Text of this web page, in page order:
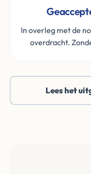
In overleg met de
overdracht.
Lees het